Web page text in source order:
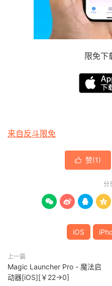
限免下
来自反斗限免
 赞(1)
分
   
iOS
上一篇
Magic Launcher Pro - 魔法启
动器[iOS][￥22→0]